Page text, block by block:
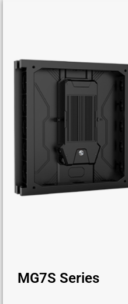
MG7S Series